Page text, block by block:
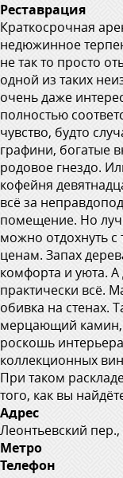
Реставрация
Краткосрочная
недюжинное
не так то просто
одной из таких
очень даже
полностью
чувство, будто
графини, богатые
родовое гнездо.
кофейня
всё за
помещение. Но
можно отдохнуть
ценам. Запах
комфорта и уюта.
практически всё.
обивка на стенах.
мерцающий
роскошь
коллекционных
При таком
того, как вы
Адрес
Леонтьевский пер.,
Метро
Телефон